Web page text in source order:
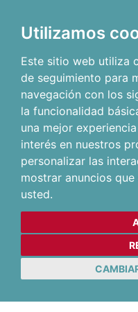
Utilizamos
Este sitio web utiliza
de seguimiento para
navegación con los
la funcionalidad
una mejor
interés en nuestros
personalizar las
mostrar anuncios
usted.